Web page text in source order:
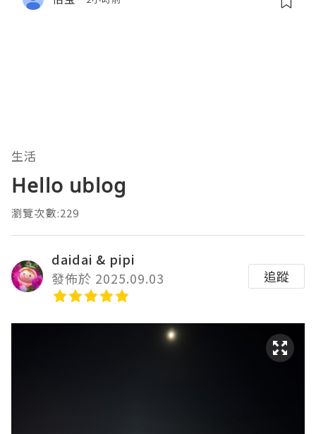
生活
Hello ublog
瀏覽次數:229
daidai & pipi
發佈於 2025.09.03
追蹤